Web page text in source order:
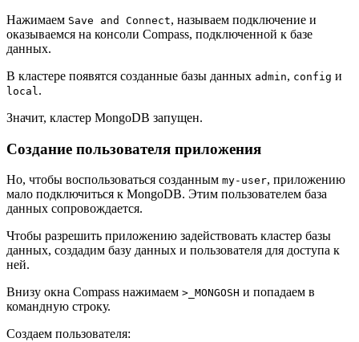
Нажимаем Save and Connect, называем подключение и
оказываемся на консоли Compass, подключенной к базе
данных.
В кластере появятся созданные базы данных admin, config и
local .
Значит, кластер MongoDB запущен.
Создание пользователя приложения
Но, чтобы воспользоваться созданным my-user, приложению
мало подключиться к MongoDB. Этим пользователем база
данных сопровождается.
Чтобы разрешить приложению задействовать кластер базы
данных, создадим базу данных и пользователя для доступа к
ней.
Внизу окна Сompass нажимаем >_MONGOSH и попадаем в
командную строку.
Создаем пользователя: